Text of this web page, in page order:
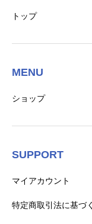
トップ
MENU
ショップ
SUPPORT
マイアカウント
特定商取引法に基づ